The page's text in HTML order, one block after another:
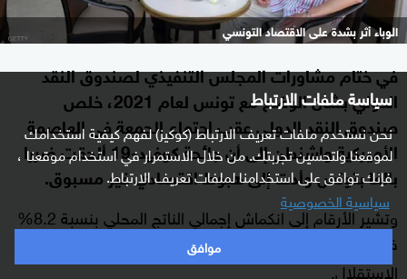
سياسة ملفات الارتباط
نحن نستخدم ملفات تعريف الارتباط (كوكيز) لفهم كيفية استخدامك
لموقعنا ولتحسين تجربتك. من خلال الاستمرار في استخدام موقعنا ،
فإنك توافق على استخدامنا لملفات تعريف الارتباط.
سياسية الخصوصية
موافق
الوباء أثر بشدة على الاقتصاد التونسي
في ختام مشاورات المجلس التنفيذي لصندوق النقد
الدولي بشأن الوضع مع تونس لعام 2021، خلص
صندوق النقد الدولي عقب اجتماع الجمعة في العاصمة
الأميركية واشنطن إلى أن جائحة كوفيد-19 ألحقت ضررا
بالغا بتونس وأدت إلى هبوط اقتصادي غير مسبوق.
وتشير الأرقام إلى انكماش إجمالي الناتج المحلي بنسبة 8.2%
في عام 2020، وهو أكبر هبوط اقتصادي شهدته
الاستقلال.